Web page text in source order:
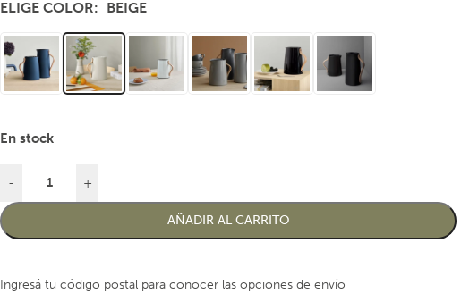
ELIGE COLOR BEIGE
En stock
- +
AÑADIR AL CARRITO
Ingresá tu código postal para conocer las opciones de envío